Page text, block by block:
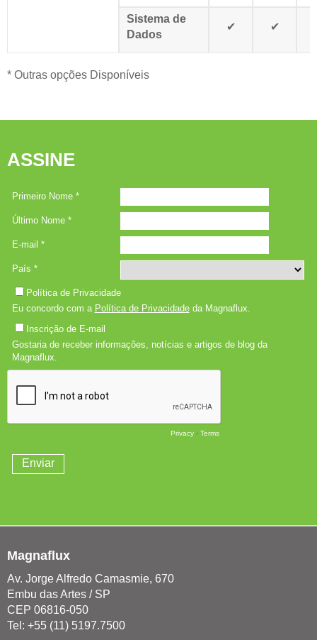
Sistema de
Dados
✔ ✔
* Outras opções Disponíveis
ASSINE
Magnaflux
Av. Jorge Alfredo Camasmie, 670
Embu das Artes / SP
CEP 06816-050
Tel: +55 (11) 5197.7500